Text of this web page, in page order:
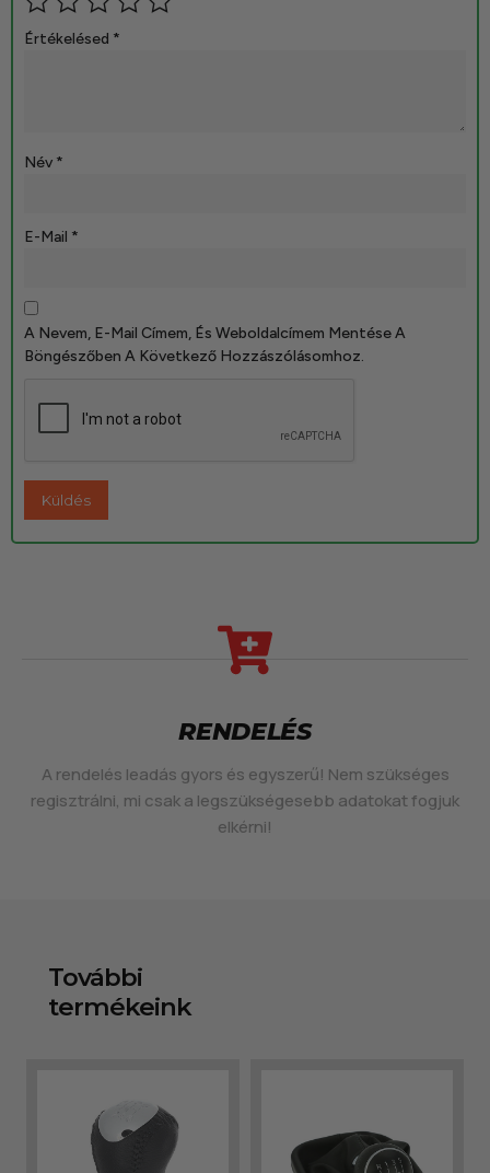
Értékelésed *
Név *
E-Mail *
A Nevem, E-Mail Címem, És Weboldalcímem Mentése A
Böngészőben A Következő Hozzászólásomhoz.
RENDELÉS
A rendelés leadás gyors és egyszerű! Nem szükséges
regisztrálni, mi csak a legszükségesebb adatokat fogjuk
elkérni!
További
termékeink